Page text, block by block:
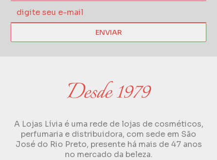
ENVIAR
A Lojas Lívia é uma rede de lojas de cosméticos,
perfumaria e distribuidora, com sede em São
José do Rio Preto, presente há mais de 47 anos
no mercado da beleza.